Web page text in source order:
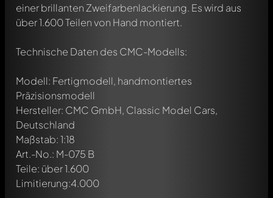
einer brillanten Zweifarbenlackierung. Es wird aus
über 1.600 Teilen von Hand montiert.
Technische Daten des CMC-Modells:
Modell: Fertigmodell, handmontiertes
Präzisionsmodell
Hersteller: CMC GmbH, Classic Model Cars,
Deutschland
Maßstab: 1:18
Art.-No.: M-075 B
Teile: über 1.600
Limitierung:4.000